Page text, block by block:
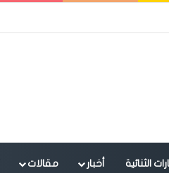
الثنائية أخبار مقالات